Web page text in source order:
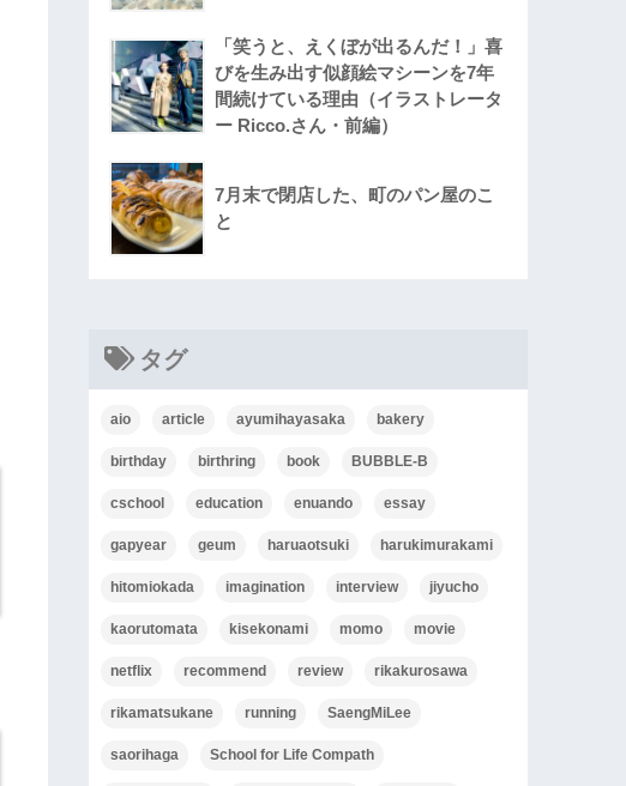
「笑うと、えくぼが出るんだ！」喜
びを生み出す似顔絵マシーンを7年
間続けている理由（イラストレータ
ー Ricco.さん・前編）
7月末で閉店した、町のパン屋のこ
と
タグ
aio article ayumihayasaka bakery
birthday birthring book BUBBLE-B
cschool education enuando essay
gapyear geum haruaotsuki harukimurakami
hitomiokada imagination interview jiyucho
kaorutomata kisekonami momo movie
netflix recommend review rikakurosawa
rikamatsukane running SaengMiLee
saorihaga School for Life Compath